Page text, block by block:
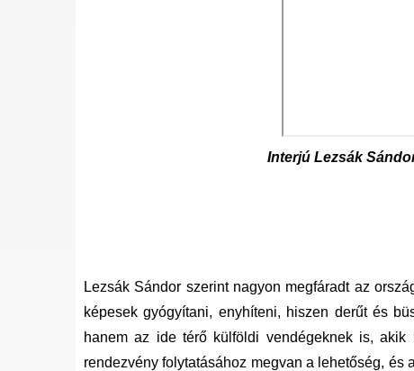
Interjú Lezsák
Lezsák Sándor szerint nagyon megfáradt az
képesek gyógyítani, enyhíteni, hiszen derűt és
hanem az ide térő külföldi vendégeknek is, akik
rendezvény folytatásához megvan a lehetőség, és